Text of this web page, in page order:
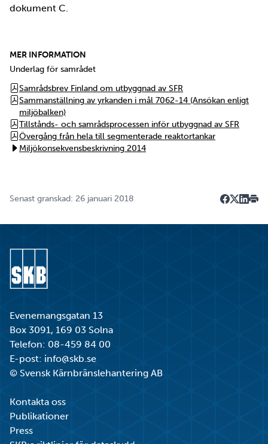
dokument C.
MER INFORMATION
Underlag för samrådet
Samrådsbrev Finland om utbyggnad av SFR
Sammanställning av yrkanden i mål 7062-14 (Ansökan enligt
miljöbalken)
Tillstånds- och samrådsprocessen inför utbyggnad av SFR
Övergång från hela till segmenterade reaktortankar
Miljökonsekvensbeskrivning 2014
Senast granskad: 26 januari 2018
Evenemangsgatan 13
Box 3091, 169 03 Solna
Telefon: 08-459 84 00
E-post: info@skb.se
© Svensk Kärnbränslehantering AB
Kontakta oss
Publikationer
Press